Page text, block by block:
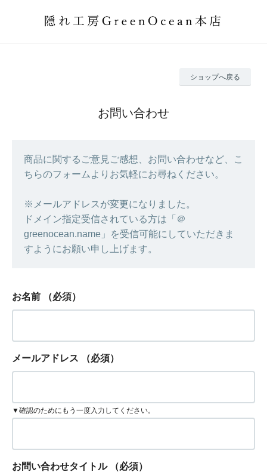
ショップへ戻る
お問い合わせ
商品に関するご意見ご感想、お問い合わせなど、こ
ちらのフォームよりお気軽にお尋ねください。
※メールアドレスが変更になりました。
ドメイン指定受信されている方は「＠
greenocean.name」を受信可能にしていただきま
すようにお願い申し上げます。
お名前 （必須）
メールアドレス （必須）
▼確認のためにもう一度入力してください。
お問い合わせタイトル （必須）